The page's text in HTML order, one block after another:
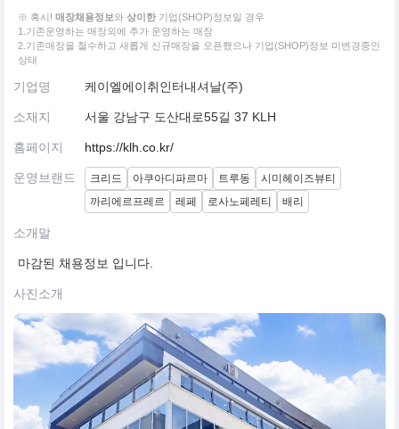
※ 혹시! 매장채용정보와 상이한 기업(SHOP)정보일 경우
1.기존운영하는 매장외에 추가 운영하는 매장
2.기존매장을 철수하고 새롭게 신규매장을 오픈했으나 기업(SHOP)정보 미변경중인
상태
기업명 케이엘에이취인터내셔날(주)
소재지 서울 강남구 도산대로55길 37 KLH
홈페이지 https://klh.co.kr/
운영브랜드 크리드 아쿠아디파르마 트루동
시미헤이즈뷰티
까리에르프레르
레페 로사노페레티 배리
소개말
마감된 채용정보 입니다.
사진소개